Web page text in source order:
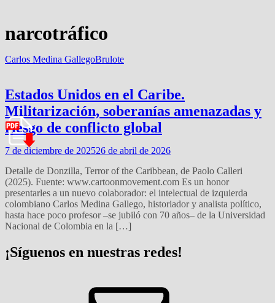
narcotráfico
Carlos Medina GallegoBrulote
Estados Unidos en el Caribe.
Militarización, soberanías amenazadas y
riesgo de conflicto global
7 de diciembre de 202526 de abril de 2026
Detalle de Donzilla, Terror of the Caribbean, de Paolo Calleri
(2025). Fuente: www.cartoonmovement.com Es un honor
presentarles a un nuevo colaborador: el intelectual de izquierda
colombiano Carlos Medina Gallego, historiador y analista político,
hasta hace poco profesor –se jubiló con 70 años– de la Universidad
Nacional de Colombia en la […]
¡Síguenos en nuestras redes!